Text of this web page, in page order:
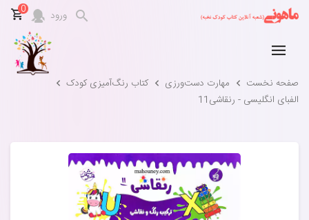
ورود 0
صفحه نخست مهارت‌ دست‌ورزی
کتاب رنگ‌آمیزی کودک
الفبای انگلیسی - رنقاشی11